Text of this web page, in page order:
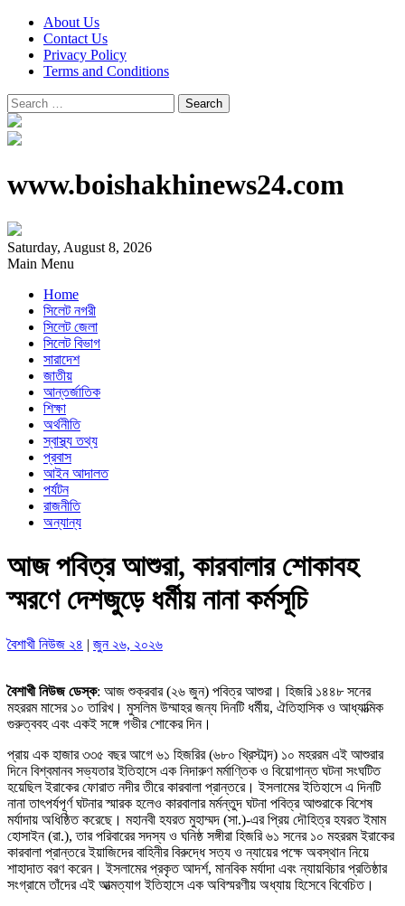
About Us
Contact Us
Privacy Policy
Terms and Conditions
Search
for:
www.boishakhinews24.com
Saturday, August 8, 2026
Main Menu
Home
সিলেট নগরী
সিলেট জেলা
সিলেট বিভাগ
সারাদেশ
জাতীয়
আন্তর্জাতিক
শিক্ষা
অর্থনীতি
স্বাস্থ্য তথ্য
প্রবাস
আইন আদালত
পর্যটন
রাজনীতি
অন্যান্য
আজ পবিত্র আশুরা, কারবালার শোকাবহ
স্মরণে দেশজুড়ে ধর্মীয় নানা কর্মসূচি
বৈশাখী নিউজ ২৪ | জুন ২৬, ২০২৬
বৈশাখী নিউজ ডেস্ক: আজ শুক্রবার (২৬ জুন) পবিত্র আশুরা। হিজরি ১৪৪৮ সনের
মহররম মাসের ১০ তারিখ। মুসলিম উম্মাহর জন্য দিনটি ধর্মীয়, ঐতিহাসিক ও আধ্যাত্মিক
গুরুত্ববহ এবং একই সঙ্গে গভীর শোকের দিন।
প্রায় এক হাজার ৩৩৫ বছর আগে ৬১ হিজরির (৬৮০ খ্রিস্টাব্দ) ১০ মহররম এই আশুরার
দিনে বিশ্বমানব সভ্যতার ইতিহাসে এক নিদারুণ মর্মাণ্তিক ও বিয়োগান্ত ঘটনা সংঘটিত
হয়েছিল ইরাকের ফোরাত নদীর তীরে কারবালা প্রান্তরে। ইসলামের ইতিহাসে এ দিনটি
নানা তাৎপর্যপূর্ণ ঘটনার স্মারক হলেও কারবালার মর্মন্তুদ ঘটনা পবিত্র আশুরাকে বিশেষ
মর্যাদায় অধিষ্ঠিত করেছে। মহানবী হযরত মুহাম্মদ (সা.)-এর প্রিয় দৌহিত্র হযরত ইমাম
হোসাইন (রা.), তার পরিবারের সদস্য ও ঘনিষ্ঠ সঙ্গীরা হিজরি ৬১ সনের ১০ মহররম ইরাকের
কারবালা প্রান্তরে ইয়াজিদের বাহিনীর বিরুদ্ধে সত্য ও ন্যায়ের পক্ষে অবস্থান নিয়ে
শাহাদাত বরণ করেন। ইসলামের প্রকৃত আদর্শ, মানবিক মর্যাদা এবং ন্যায়বিচার প্রতিষ্ঠার
সংগ্রামে তাঁদের এই আত্মত্যাগ ইতিহাসে এক অবিস্মরণীয় অধ্যায় হিসেবে বিবেচিত।